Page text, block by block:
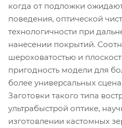
когда от подложки
поведения, оптической
технологичности при
нанесении покрытий.
шероховатостью и
пригодность модели для
более универсальных
Заготовки такого типа
ультрабыстрой оптике,
изготовлении кастомных